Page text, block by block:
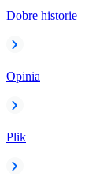
Dobre historie
Opinia
Plik